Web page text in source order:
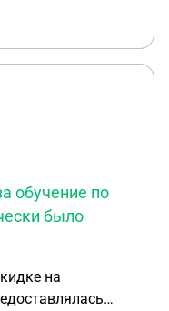
обучение по
было
на